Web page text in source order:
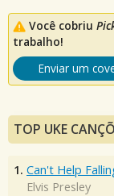
Você cobriu
trabalho!
Enviar um
TOP UKE
1. Can't Help
Elvis Presley